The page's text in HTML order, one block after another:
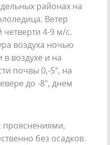
районах на
Ветер
четверти 4-9 м/с.
воздуха ночью
в воздухе и на
почвы 0,-5°, на
до -8°, днем
прояснениями,
без осадков.